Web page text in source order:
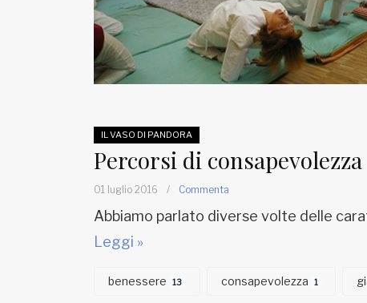
IL VASO DI PANDORA
Percorsi di consapevolezza
01 luglio 2016 / Commenta
Abbiamo parlato diverse volte delle
Leggi »
benessere 13 consapevolezza 1